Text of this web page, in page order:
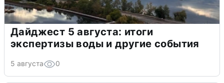
Дайджест 5 августа: итоги
экспертизы воды и другие события
5 августа 0